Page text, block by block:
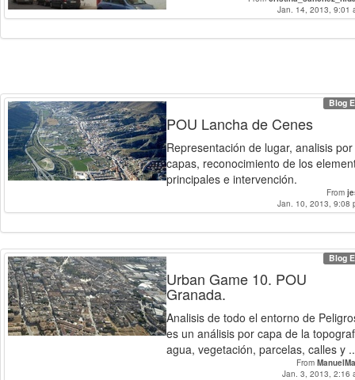
Jan. 14, 2013, 9:01
Blog
POU Lancha de Cenes
Representación de lugar, analisis por
capas, reconocimiento de los
principales e intervención.
From
Jan. 10, 2013, 9:08
Blog
Urban Game 10. POU
Granada.
Analisis de todo el entorno de
es un análisis por capa de la
agua, vegetación, parcelas, calles y
From
Jan. 3, 2013, 2:16